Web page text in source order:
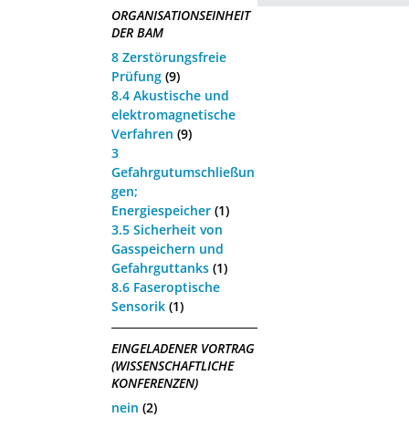
ORGANISATIONSEINHEIT
DER BAM
8 Zerstörungsfreie
Prüfung (9)
8.4 Akustische und
elektromagnetische
Verfahren (9)
3
Gefahrgutumschließun
gen;
Energiespeicher (1)
3.5 Sicherheit von
Gasspeichern und
Gefahrguttanks (1)
8.6 Faseroptische
Sensorik (1)
EINGELADENER VORTRAG
(WISSENSCHAFTLICHE
KONFERENZEN)
nein (2)